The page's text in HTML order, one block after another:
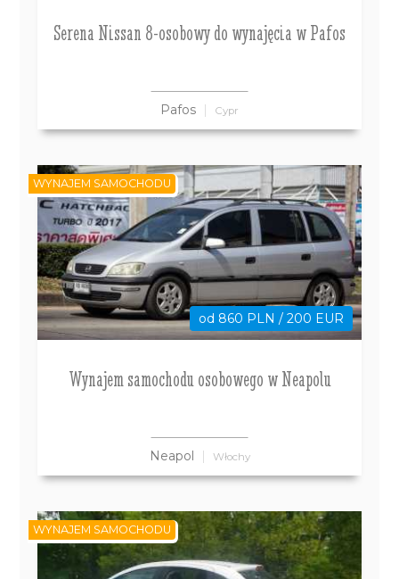
Serena Nissan 8-osobowy do wynajęcia w Pafos
Pafos Cypr
od 860 PLN / 200 EUR
Wynajem samochodu osobowego w Neapolu
Neapol Włochy
WYNAJEM SAMOCHODU
WYNAJEM SAMOCHODU